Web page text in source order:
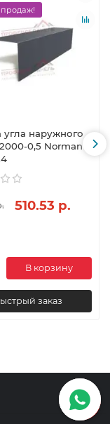
угла наружного
0,5 Norman
510.53 р.
В корзину
заказ